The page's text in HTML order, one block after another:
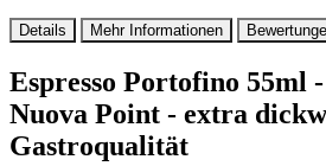
Details Mehr Informationen
Espresso Portofino 55ml
Nuova Point - extra
Gastroqualität